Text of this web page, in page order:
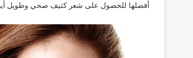
أفضلها للحصول على شعر كثيف صحي وطويل